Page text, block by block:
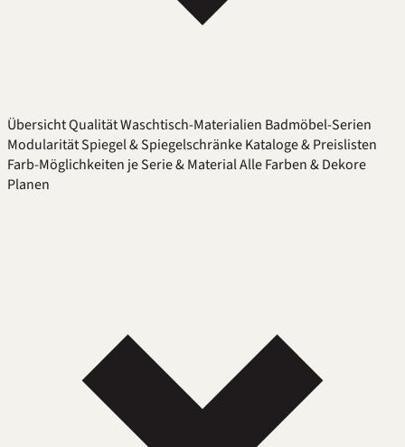
ÜbersichtQualitätWaschtisch-Materialien Badmöbel-Serien
ModularitätSpiegel & SpiegelschränkeKataloge & Preislisten
Farb-Möglichkeiten je Serie & MaterialAlle Farben & Dekore
Planen